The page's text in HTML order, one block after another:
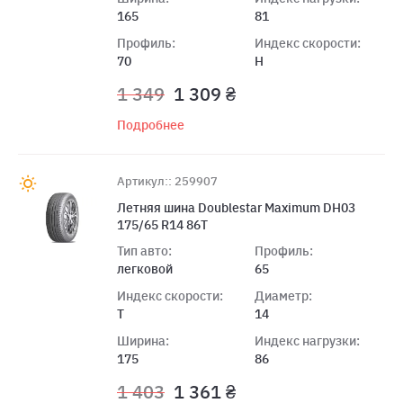
165
Профиль:
70
81
Индекс скорости:
H
1 349 1 309 ₴
Подробнее
Артикул:: 259907
Летняя шина Doublestar Maximum DH03
175/65 R14 86T
Тип авто:
легковой
Индекс скорости:
T
Ширина:
175
Профиль:
65
Диаметр:
14
Индекс нагрузки:
86
1 403 1 361 ₴